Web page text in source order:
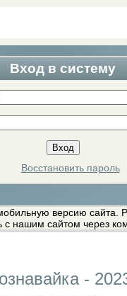
Вход в систему
Восстановить пароль
версию сайта.
с нашим сайтом через
-